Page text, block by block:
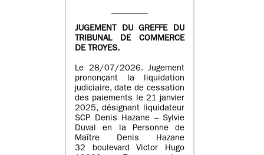
JUGEMENT DU GREFFE DU
TRIBUNAL DE COMMERCE
DE TROYES.
Le 28/07/2026. Jugement
prononçant la liquidation
judiciaire, date de cessation
des paiements le 21 janvier
2025, désignant liquidateur
SCP Denis Hazane – Sylvie
Duval en la Personne de
Maître Denis Hazane
32 boulevard Victor Hugo